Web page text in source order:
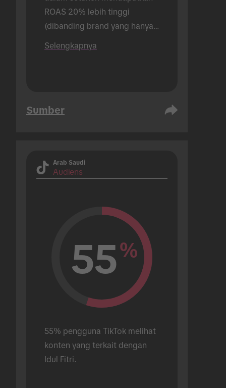
ROAS 20% lebih tinggi
(dibanding brand yang hanya
Selengkapnya
Sumber
Arab Saudi
Audiens
55%
55% pengguna TikTok melihat
konten yang terkait dengan
Idul Fitri.